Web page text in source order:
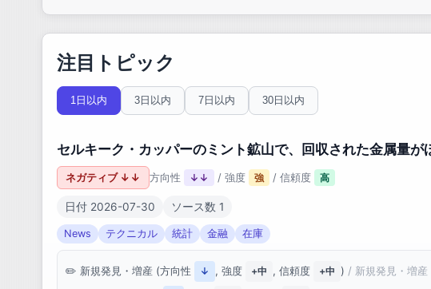
注目トピック
1日以内 3日以内 7日以内 30日以内
セルキーク・カッパーのミント鉱山で、回収された金属量が
ネガティブ ↓↓ 方向性 ↓↓ / 強度 強 / 信頼度 高
日付 2026-07-30 ソース数 1
News テクニカル 統計 金融 在庫
新規発見・増産 (方向性 ↓ , 強度 +中 , 信頼度 +中 ) / 新規発見・増産